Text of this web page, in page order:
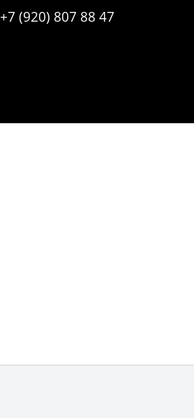
+7 (920) 807 88 47